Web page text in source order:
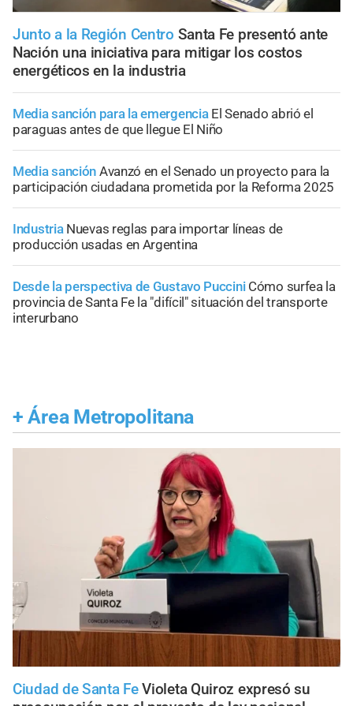
Junto a la Región Centro Santa Fe presentó ante
Nación una iniciativa para mitigar los costos
energéticos en la industria
Media sanción para la emergencia El Senado abrió el
paraguas antes de que llegue El Niño
Media sanción Avanzó en el Senado un proyecto para la
participación ciudadana prometida por la Reforma 2025
Industria Nuevas reglas para importar líneas de
producción usadas en Argentina
Desde la perspectiva de Gustavo Puccini Cómo surfea la
provincia de Santa Fe la "difícil" situación del transporte
interurbano
+ Área Metropolitana
Ciudad de Santa Fe Violeta Quiroz expresó su